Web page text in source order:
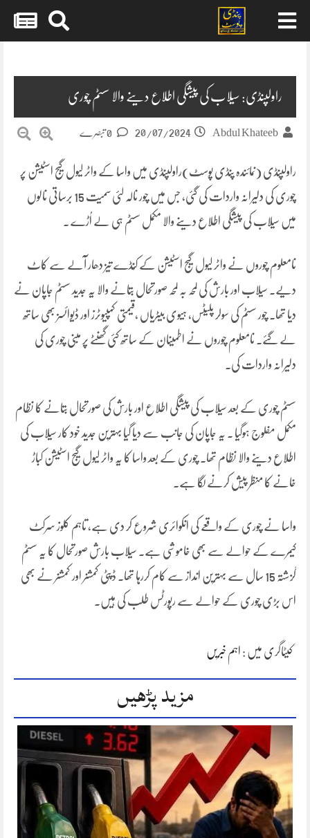
راولپنڈی: سیلاب کی پیشگی اطلاع دینے والا سسٹم چوری
Abdul Khateeb
20/07/2024
راولپنڈی (نمائندہ پنڈی پوسٹ)راولپنڈی میں واسا کے واٹر لیول گیج اسٹیشن پر
چوری کی دلیرانہ واردات کی گئی، جس میں چور نالہ لئی سمیت 15 برساتی نالوں
میں سیلاب کی پیشگی اطلاع دینے والا مکمل سسٹم ہی لے اُڑے ۔
نامعلوم چوروں نے واٹر لیول گیج اسٹیشن کے کُنڈے تیز دھار آلے سے کاٹ
دیے۔ سیلاب اور بارش کی لمحہ بہ لمحہ صورتحال بتانے والا یہ جدید سسٹم جاپان نے
دیا تھا۔ چور سسٹم کی سولر پلیٹس، ہیوی بیٹریاں ،قیمتی کمپیوٹرز اور ڈیوائسز بھی ساتھ
لے گئے۔ نامعلوم چوروں نے اطمینان کے ساتھ کئی گھنٹے پر مبنی چوری کی
دلیرانہ واردات کی۔
سسٹم چوری کے بعد سیلاب کی پیشگی اطلاع اور بارش کی صورتحال بتانے کا نظام
مکمل مفلوج ہوگیا ۔ یہ جاپان کی جانب سے دیا گیا بہترین جدید خود کار سیلاب کی
اطلاع دینے والا نظام تھا۔ چوری کے بعد واسا کا یہ واٹر لیول گیج اسٹیشن کباڑ
خانے کا منظر پیش کرنے لگا ہے۔
واسا نے چوری کے واقعے کی انکوائری شروع کر دی ہے، تاہم کلوز سرکٹ
کیمرے کے حوالے سے بھی خاموشی ہے۔ سیلاب بارش صورتحال کا یہ سسٹم
گزشتہ 15 سال سے بہترین انداز سے کام کررہا تھا۔ ڈپٹی کمشنر اور کمشنر نے بھی
اس بڑی چوری کے حوالے سے رپورٹس طلب کی ہیں۔
کیٹاگری میں : اہم خبریں
مزید پڑھیں